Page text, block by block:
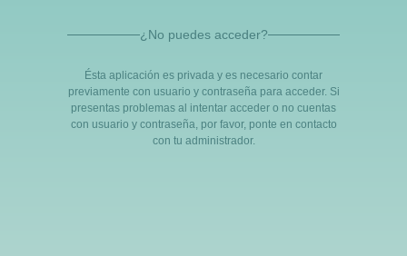
¿No puedes acceder?
Ésta aplicación es privada y es necesario contar
previamente con usuario y contraseña para acceder. Si
presentas problemas al intentar acceder o no cuentas
con usuario y contraseña, por favor, ponte en contacto
con tu administrador.